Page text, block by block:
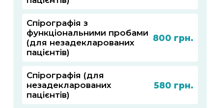
Спірографія з
функціональними пробами
(для незадекларованих
пацієнтів)
800
Спірографія (для
незадекларованих
пацієнтів)
580